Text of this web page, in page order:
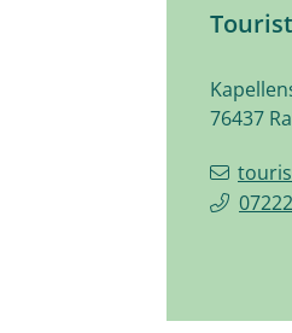
76437